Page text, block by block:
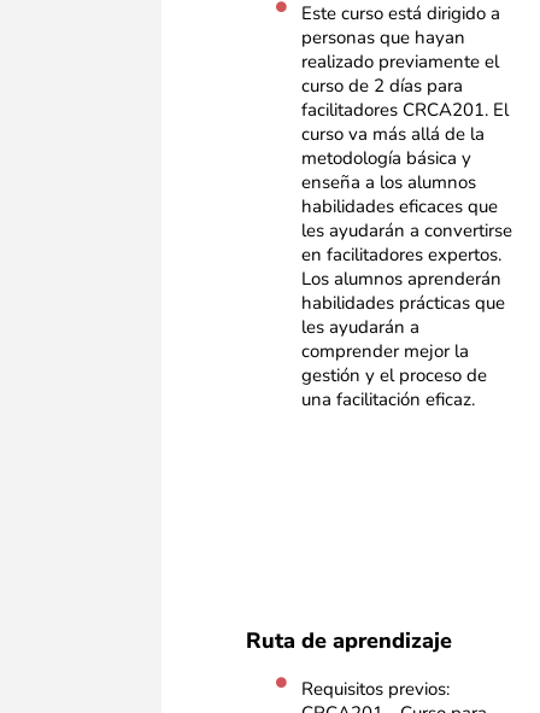
Este curso está dirigido a
personas que hayan
realizado previamente el
curso de 2 días para
facilitadores CRCA201. El
curso va más allá de la
metodología básica y
enseña a los alumnos
habilidades eficaces que
les ayudarán a convertirse
en facilitadores expertos.
Los alumnos aprenderán
habilidades prácticas que
les ayudarán a
comprender mejor la
gestión y el proceso de
una facilitación eficaz.
Ruta de aprendizaje
Requisitos previos: